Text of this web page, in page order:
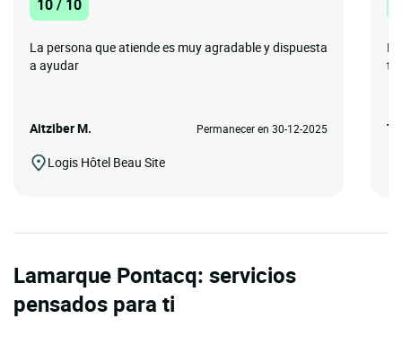
10 / 10
La persona que atiende es muy agradable y dispuesta
a ayudar
Aitziber M. Permanecer en 30-12-2025
Logis Hôtel Beau Site
Lamarque Pontacq: servicios
pensados para ti